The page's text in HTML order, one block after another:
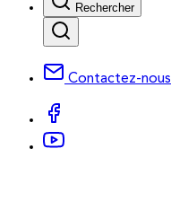
Rechercher
Contactez-nous